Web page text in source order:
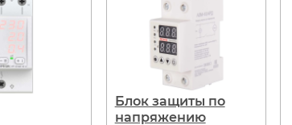
Блок защиты по
напряжению